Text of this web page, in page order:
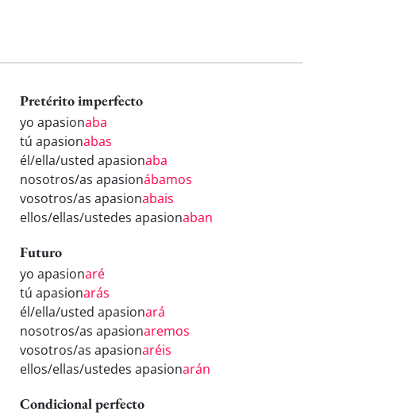
Pretérito imperfecto
yo apasionaba
tú apasionabas
él/ella/usted apasionaba
nosotros/as apasionábamos
vosotros/as apasionabais
ellos/ellas/ustedes apasionaban
Futuro
yo apasionaré
tú apasionarás
él/ella/usted apasionará
nosotros/as apasionaremos
vosotros/as apasionaréis
ellos/ellas/ustedes apasionarán
Condicional perfecto